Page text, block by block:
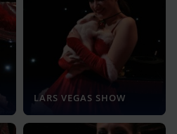
LARS VEGAS SHOW